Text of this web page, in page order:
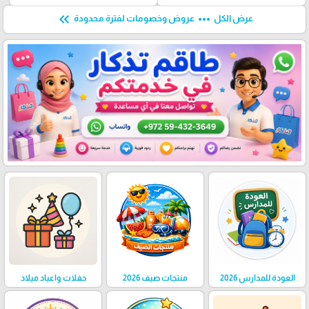
عرض الكل more_horiz عروض وخصومات لفترة محدودة keyboard_double_arrow_left
العودة للمدارس 2026 منتجات صيف 2026 حفلات واعياد ميلاد